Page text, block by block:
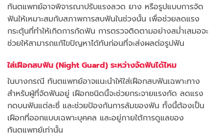
ทันตแพทย์อาจพิจารณาปรับแรงลวด ยาง หรือรูปแบบการจัด
ฟันให้เหมาะสมกับสภาพการสบฟันในช่วงนั้น เพื่อช่วยลดแรง
กระตุ้นที่ทำให้เกิดการกัดฟัน การตรวจติดตามอย่างสม่ำเสมอจะ
ช่วยให้สามารถแก้ไขปัญหาได้ทันก่อนที่จะส่งผลต่อรูปฟัน
ใส่เฝือกสบฟัน (Night Guard) ระหว่างจัดฟันได้ไหม
ในบางกรณี ทันตแพทย์อาจแนะนำให้ใส่เฝือกสบฟันเฉพาะทาง
สำหรับผู้ที่จัดฟันอยู่ เฝือกชนิดนี้จะช่วยกระจายแรงกัด ลดแรง
กดบนฟันแต่ละซี่ และช่วยป้องกันการล้มของฟัน ทั้งนี้ต้องเป็น
เฝือกที่ออกแบบเฉพาะบุคคล และอยู่ภายใต้การดูแลของ
ทันตแพทย์เท่านั้น